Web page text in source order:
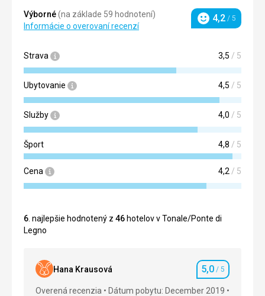
Výborné(na základe 59 hodnotení)
Informácie o overovaní recenzí
Hodnotenie
4,2 / 5
Strava 3,5 / 5
Ubytovanie 4,5 / 5
Služby 4,0 / 5
Šport 4,8 / 5
Cena 4,2 / 5
6 . najlepšie hodnotený z 46 hotelov v Tonale/Ponte di
Legno
Hana Krausová Hodnotenie
5,0 / 5
Overená recenzia
Dátum pobytu: December 2019